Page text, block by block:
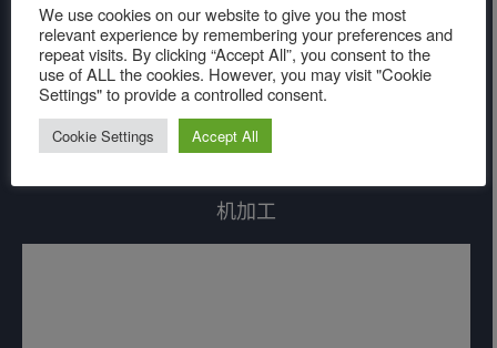
机加工
We use cookies on our website to give you the most
relevant experience by remembering your preferences and
repeat visits. By clicking “Accept All”, you consent to the
use of ALL the cookies. However, you may visit "Cookie
Settings" to provide a controlled consent.
Cookie Settings Accept All